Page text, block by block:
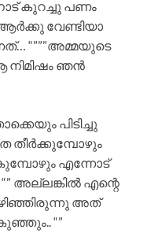
കുറച്ചു പണം
വേണ്ടിയാ
“”””അമ്മയുടെ
ഞൻ
പിടിച്ചു
തീർക്കുമ്പോഴും
എന്നോട്
അല്ലങ്കിൽ എന്റെ
അത്
“”